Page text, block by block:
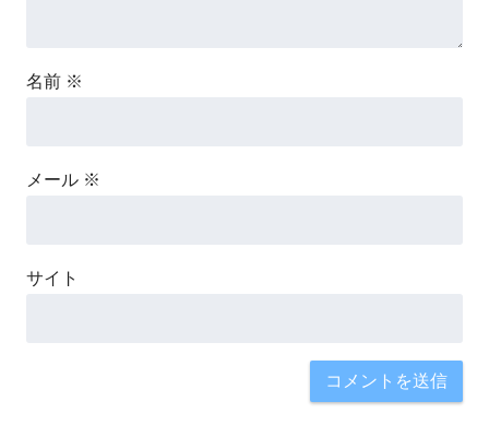
名前 ※
メール ※
サイト